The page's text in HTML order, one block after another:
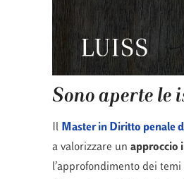
Sono aperte le
Il Master in Diritto penale
a valorizzare un approccio
l’approfondimento dei